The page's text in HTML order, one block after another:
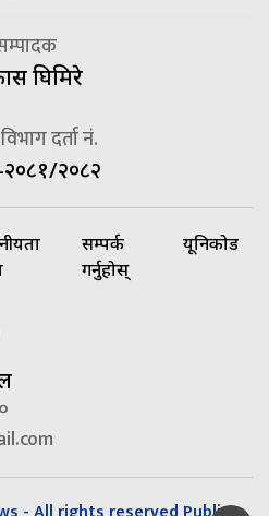
घिमिरे
दर्ता नं.
२०८२
सम्पर्क
गर्नुहोस्
यूनिकोड